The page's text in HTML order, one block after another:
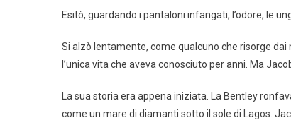
Esitò, guardando i pantaloni infangati, l’odore, le
Si alzò lentamente, come qualcuno che risorge dai
l’unica vita che aveva conosciuto per anni. Ma
La sua storia era appena iniziata. La Bentley
come un mare di diamanti sotto il sole di Lagos.